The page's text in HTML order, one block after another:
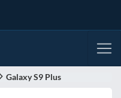
Galaxy S9 Plus